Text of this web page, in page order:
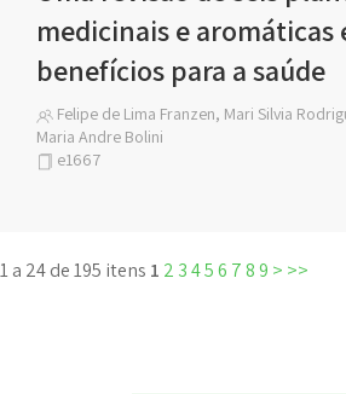
medicinais e aromáticas
benefícios para a saúde
Felipe de Lima Franzen, Mari Silvia
Maria Andre Bolini
e1667
1 a 24 de 195 itens 1 2 3456 789 > >>